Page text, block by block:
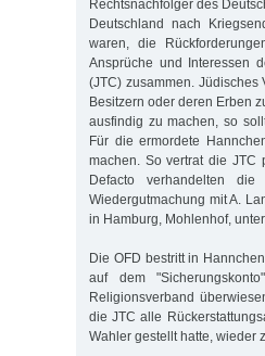
Rechtsnachfolger des
Deutschland nach
waren, die
Ansprüche und Interessen
(JTC) zusammen.
Besitzern oder deren Erben
ausfindig zu machen, so
Für die ermordete
machen. So vertrat die JTC
Defacto verhandelten die
Wiedergutmachung mit A.
in Hamburg, Mohlenhof,
Die OFD bestritt in
auf dem
Religionsverband
die JTC alle
Wahler gestellt hatte, wieder